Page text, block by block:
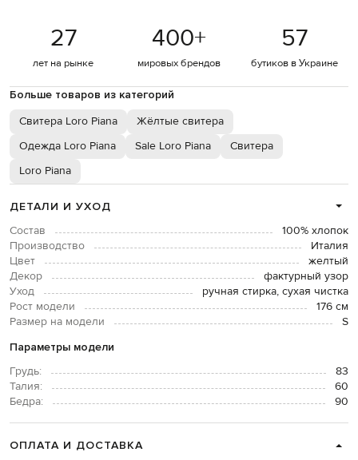
27
лет на рынке
400+
мировых брендов
57
бутиков в Украине
Больше товаров из категорий
Свитера Loro Piana
Жёлтые свитера
Одежда Loro Piana
Sale Loro Piana
Свитера
Loro Piana
ДЕТАЛИ И УХОД
Состав
100% хлопок
Производство
Италия
Цвет
желтый
Декор
фактурный узор
Уход
ручная стирка, сухая чистка
Рост модели
176 см
Размер на модели
S
Параметры модели
Грудь:
83
Талия:
60
Бедра:
90
ОПЛАТА И ДОСТАВКА